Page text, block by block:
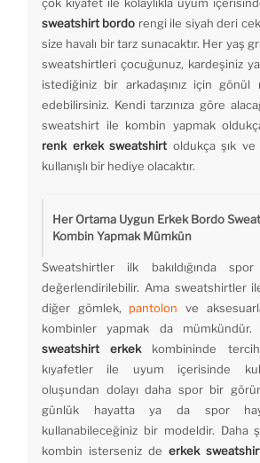
çok kıyafet ile kolaylıkla uyum
sweatshirt bordo rengi ile siyah deri
size havalı bir tarz sunacaktır. Her yaş
sweatshirtleri çocuğunuz, kardeşiniz
istediğiniz bir arkadaşınız için gönül
edebilirsiniz. Kendi tarzınıza göre
sweatshirt ile kombin yapmak
renk erkek sweatshirt oldukça şık ve
kullanışlı bir hediye olacaktır.
Her Ortama Uygun Erkek Bordo
Kombin Yapmak Mümkün
Sweatshirtler ilk bakıldığında
değerlendirilebilir. Ama sweatshirtler
diğer gömlek, pantolon ve
kombinler yapmak da mümkündür.
sweatshirt erkek kombininde
kıyafetler ile uyum içerisinde
oluşundan dolayı daha spor bir
günlük hayatta ya da spor
kullanabileceğiniz bir modeldir. Daha
kombin isterseniz de erkek